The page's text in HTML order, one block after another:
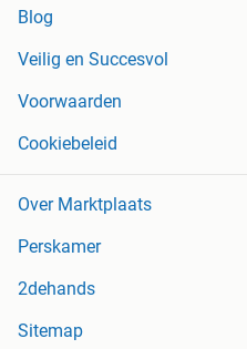
Blog
Veilig en Succesvol
Voorwaarden
Cookiebeleid
Over Marktplaats
Perskamer
2dehands
Sitemap